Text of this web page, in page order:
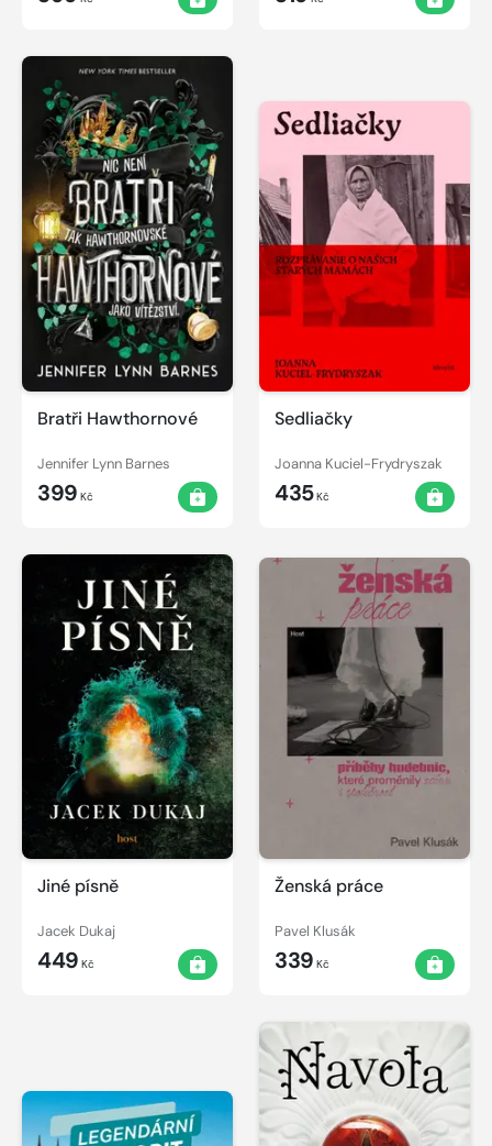
Bratři Hawthornové
Jennifer Lynn Barnes
399 Kč
Sedliačky
Joanna Kuciel-Frydryszak
435Kč
Jiné písně
Jacek Dukaj
449 Kč
Ženská práce
Pavel Klusák
339 Kč